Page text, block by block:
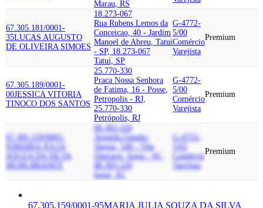
Marau, RS
67.305.181/0001-
35LUCAS AUGUSTO
DE OLIVEIRA SIMOES
18.273-067
Rua Rubens Lemos da
Conceicao, 40 - Jardim
Manoel de Abreu, Tatui
- SP, 18.273-067
Tatuí, SP
G-4772-
5/00
Comércio
Varejista
Premium
67.305.189/0001-
00JESSICA VITORIA
TINOCO DOS SANTOS
25.770-330
Praca Nossa Senhora
de Fatima, 16 - Posse,
Petropolis - RJ,
25.770-330
Petrópolis, RJ
G-4772-
5/00
Comércio
Varejista
Premium
67.305.159/0001-
MARIA JULIA
SOUZA DA SILVA
MUHLBRANDT
88.303-220
Avenida Getulio
Vargas, 549 - Vila
Operaria, Itajai - SC,
88.303-220
Itajaí, SC
G-4755-
Comércio
Varejista
Premium
67.305.159/0001-95MARIA JULIA SOUZA DA SILVA